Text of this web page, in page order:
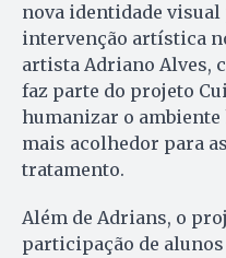
nova identidade
intervenção artística
artista Adriano Alves,
faz parte do projeto
humanizar o
mais acolhedor para
tratamento.
Além de Adrians, o
participação de